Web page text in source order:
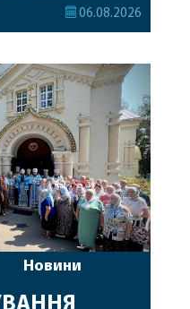
від імені членів Ради
Божої
та
[…]
06.08.2026
Новини